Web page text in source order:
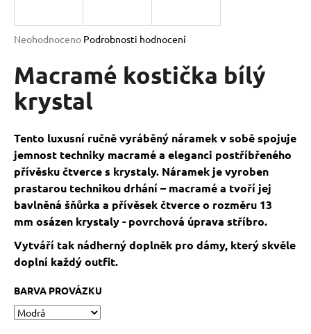
Průměrné
produktu
je
0,0
Neohodnoceno Podrobnosti hodnocení
Macramé kostička bílý
krystal
Tento luxusní ručně vyráběný náramek v sobě spojuje
jemnost techniky macramé a eleganci postříbřeného
přívěsku čtverce s krystaly. Náramek je vyroben
prastarou technikou drhání – macramé a tvoří jej
bavlněná šňůrka a přívěsek čtverce o rozměru 13
mm osázen krystaly - povrchová úprava stříbro.
Vytváří tak nádherný doplněk pro dámy, který skvěle
doplní každý outfit.
BARVA PROVÁZKU
j
t
?
HLEDAT
D
o
p
o
r
u
č